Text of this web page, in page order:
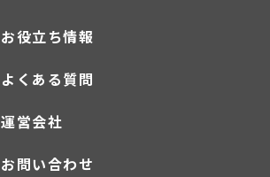
お役立ち情報
よくある質問
運営会社
お問い合わせ